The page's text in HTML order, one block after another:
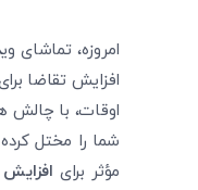
امروزه، تماشای
افزایش تقاضا
اوقات، با چالش‌
شما را مختل
مؤثر برای